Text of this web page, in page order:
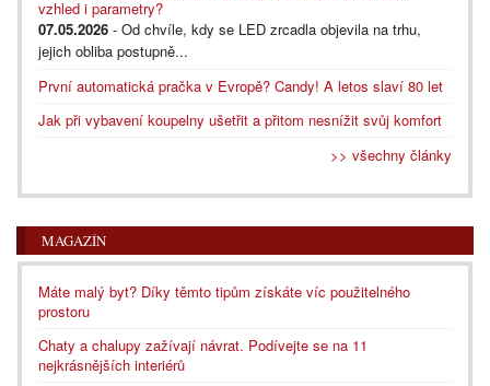
vzhled i parametry?
07.05.2026 - Od chvíle, kdy se LED zrcadla objevila na trhu,
jejich obliba postupně...
První automatická pračka v Evropě? Candy! A letos slaví 80 let
Jak při vybavení koupelny ušetřit a přitom nesnížit svůj komfort
>> všechny články
MAGAZÍN
Máte malý byt? Díky těmto tipům získáte víc použitelného
prostoru
Chaty a chalupy zažívají návrat. Podívejte se na 11
nejkrásnějších interiérů